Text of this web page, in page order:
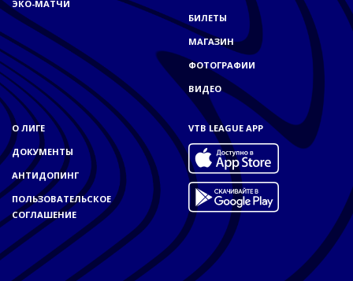
ЭКО-МАТЧИ
БИЛЕТЫ
МАГАЗИН
ФОТОГРАФИИ
ВИДЕО
О ЛИГЕ
ДОКУМЕНТЫ
АНТИДОПИНГ
ПОЛЬЗОВАТЕЛЬСКОЕ
СОГЛАШЕНИЕ
VTB LEAGUE APP